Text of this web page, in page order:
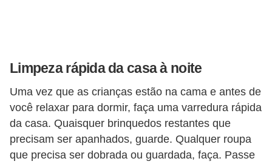
Limpeza rápida da casa à noite
Uma vez que as crianças estão na cama e antes de
você relaxar para dormir, faça uma varredura rápida
da casa. Quaisquer brinquedos restantes que
precisam ser apanhados, guarde. Qualquer roupa
que precisa ser dobrada ou guardada, faça. Passe